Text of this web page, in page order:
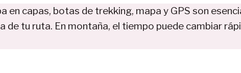
en capas, botas de trekking, mapa y GPS son
tu ruta. En montaña, el tiempo puede cambiar